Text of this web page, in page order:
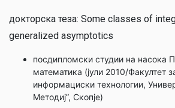
докторска теза: Some classes of
generalized asymptotics
посдипломски студии на насока
математика (јули 2010/Факултет
информациски технологии,
Методиј”, Скопје)